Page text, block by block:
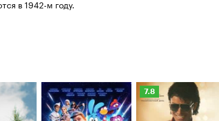
в 1942-м году.
Рейтинг
Кинопоиска
7.8